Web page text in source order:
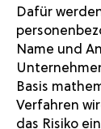
Dafür
Name und
Basis
Verfahren
das Risiko